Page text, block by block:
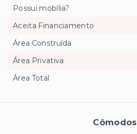
Cômodos
Possui mobília?
Aceita Financiamento
Área Construída
Área Privativa
Área Total